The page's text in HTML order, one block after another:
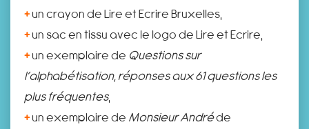
+un crayon de Lire et Ecrire Bruxelles,
+un sac en tissu avec le logo de Lire et Ecrire,
+un exemplaire de Questions sur
l’alphabétisation, réponses aux 61 questions les
plus fréquentes,
+un exemplaire de Monsieur Andréde